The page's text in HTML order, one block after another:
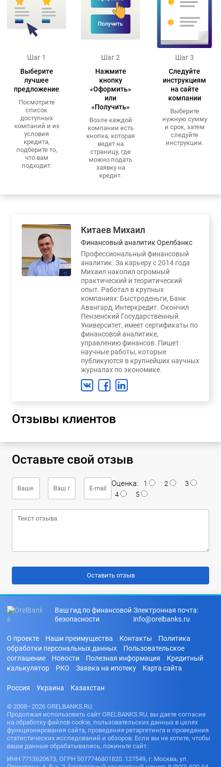
Шаг 1
Выберите
лучшее
предложение
Посмотрите
список
доступных
компаний и их
условия
кредита,
подберите то,
что вам
подходит.
Шаг 2
Нажмите
кнопку
«Оформить»
или
«Получить»
Возле каждой
компании есть
кнопка, которая
ведет на
страницу, где
можно подать
заявку на
кредит.
Шаг 3
Следуйте
инструкциям
на сайте
компании
Выберите
нужную сумму
и срок, затем
следуйте
инструкции.
Китаев Михаил
Финансовый аналитик Орелбанкс
Профессиональный финансовый
аналитик. За карьеру с 2014 года
Михаил накопил огромный
практический и теоритический
опыт. Работал в крупных
компаниях: Быстроденьги, Банк
Авангард, Интеркредит. Окончил
Пензенский Государственный
Университет, имеет сертификаты по
финансовой аналитике,
управлению финансов. Пишет
научные работы, которые
публикуются в крупнейших научных
журналах по экономике.
Отзывы клиентов
Оставьте свой отзыв
Оценка: 1 2
3
4
5
Ваш гид по финансовой
безопасности
Электронная почта:
info@orelbanks.ru
О проекте Наши преимущества Контакты
Политика
обработки персональных данных
Пользовательское
соглашение
Новости Полезная информация
Кредитный
калькулятор
РКО Заявка на ипотеку Карта сайта
Россия Украина Казахстан
© 2008–2026 ORELBANKS.RU.
Продолжая использовать сайт ORELBANKS.RU, вы даете согласие
на обработку файлов cookie, пользовательских данных в целях
функционирования сайта, проведения ретаргетинга и проведения
статистических исследований и обзоров. Если вы не хотите, чтобы
ваши данные обрабатывались, покиньте сайт.
ИНН 7713620673, ОГРН 5077746801820. 127549, г. Москва, ул.